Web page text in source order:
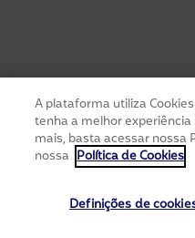
A plataforma utiliza
tenha a melhor
mais, basta acessar nossa
nossa Política de Cookies
Definições de